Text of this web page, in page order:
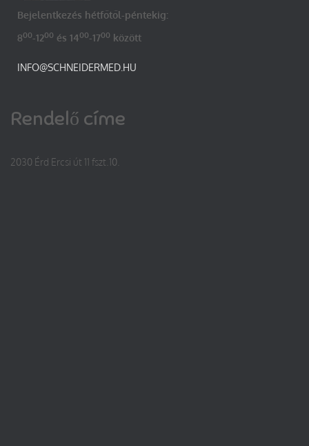
Bejelentkezés hétfőtől-péntekig:
800-1200 és 1400-1700 között
INFO@SCHNEIDERMED.HU
Rendelő címe
2030 Érd Ercsi út 11 fszt.10.